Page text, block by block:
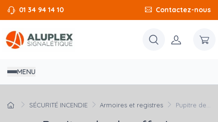
01 34 94 14 10 Contactez-nous
MENU
SÉCURITÉ INCENDIE Armoires et registres Pupitre de...